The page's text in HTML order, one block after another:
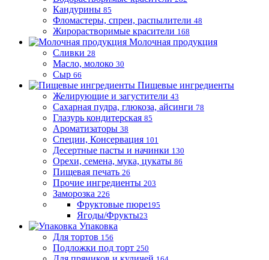
Кандурины 85
Фломастеры, спреи, распылители 48
Жирорастворимые красители 168
Молочная продукция
Сливки 28
Масло, молоко 30
Сыр 66
Пищевые ингредиенты
Желирующие и загустители 43
Сахарная пудра, глюкоза, айсинги 78
Глазурь кондитерская 85
Ароматизаторы 38
Специи, Консервация 101
Десертные пасты и начинки 130
Орехи, семена, мука, цукаты 86
Пищевая печать 26
Прочие ингредиенты 203
Заморозка 226
Фруктовые пюре195
Ягоды/Фрукты23
Упаковка
Для тортов 156
Подложки под торт 250